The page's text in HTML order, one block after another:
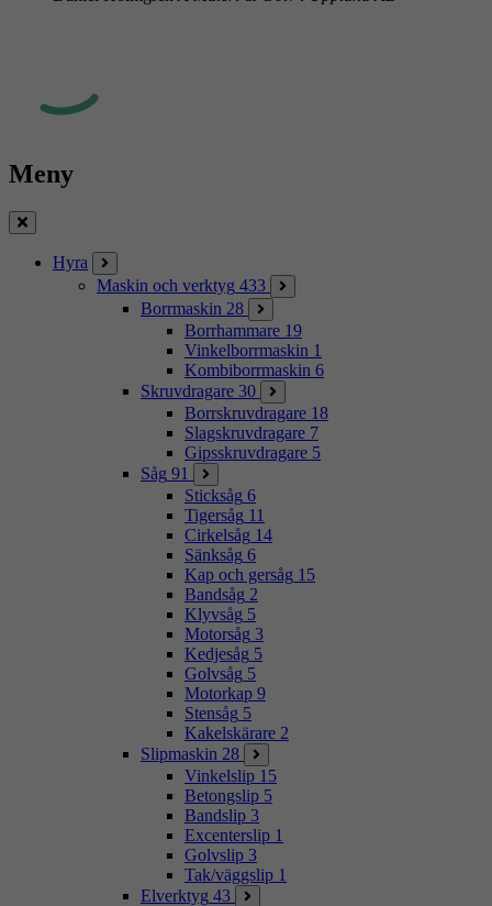
Meny
Stäng
Hyra
Maskin och verktyg 433
Borrmaskin 28
Borrhammare 19
Vinkelborrmaskin 1
Kombiborrmaskin 6
Skruvdragare 30
Borrskruvdragare 18
Slagskruvdragare 7
Gipsskruvdragare 5
Såg 91
Sticksåg 6
Tigersåg 11
Cirkelsåg 14
Sänksåg 6
Kap och gersåg 15
Bandsåg 2
Klyvsåg 5
Motorsåg 3
Kedjesåg 5
Golvsåg 5
Motorkap 9
Stensåg 5
Kakelskärare 2
Slipmaskin 28
Vinkelslip 15
Betongslip 5
Bandslip 3
Excenterslip 1
Golvslip 3
Tak/väggslip 1
Elverktyg 43